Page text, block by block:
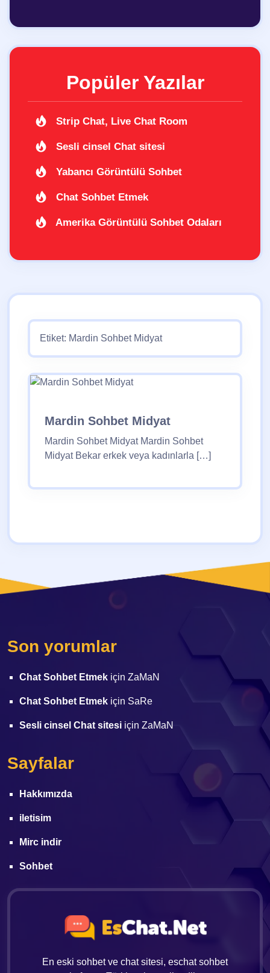
Popüler Yazılar
Strip Chat, Live Chat Room
Sesli cinsel Chat sitesi
Yabancı Görüntülü Sohbet
Chat Sohbet Etmek
Amerika Görüntülü Sohbet Odaları
Etiket: Mardin Sohbet Midyat
Mardin Sohbet Midyat
Mardin Sohbet Midyat Mardin Sohbet
Midyat Bekar erkek veya kadınlarla […]
Son yorumlar
Chat Sohbet Etmek için ZaMaN
Chat Sohbet Etmek için SaRe
Sesli cinsel Chat sitesi için ZaMaN
En eski sohbet ve chat sitesi, eschat sohbet
Sayfalar
Hakkımızda
iletisim
Mirc indir
Sohbet